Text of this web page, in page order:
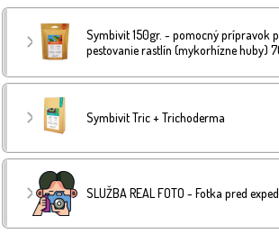
Symbivit 150gr. - pomocný prípravok
pestovanie rastlín (mykorhízne huby)
Symbivit Tric + Trichoderma
SLUŽBA REAL FOTO - Fotka pred